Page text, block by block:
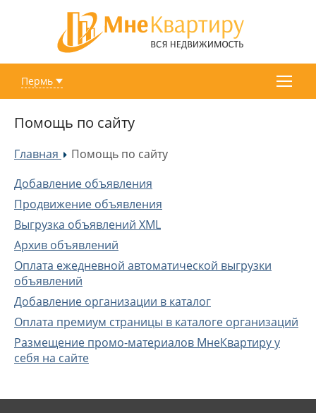
Пермь
Помощь по сайту
Главная »Помощь по сайту
Добавление объявления
Продвижение объявления
Выгрузка объявлений XML
Архив объявлений
Оплата ежедневной автоматической выгрузки
объявлений
Добавление организации в каталог
Оплата премиум страницы в каталоге организаций
Размещение промо-материалов МнеКвартиру у
себя на сайте